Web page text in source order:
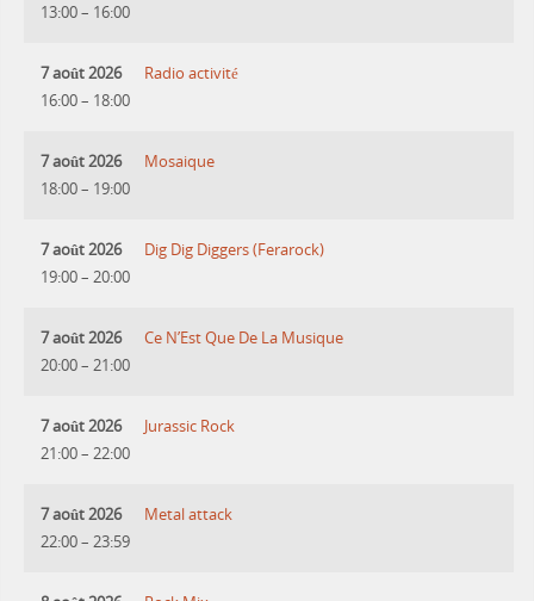
13:00– 16:00
7 août 2026
16:00– 18:00
Radio activité
7 août 2026
18:00– 19:00
Mosaique
7 août 2026
19:00– 20:00
Dig Dig Diggers (Ferarock)
7 août 2026
20:00– 21:00
Ce N’Est Que De La Musique
7 août 2026
21:00– 22:00
Jurassic Rock
7 août 2026
22:00– 23:59
Metal attack